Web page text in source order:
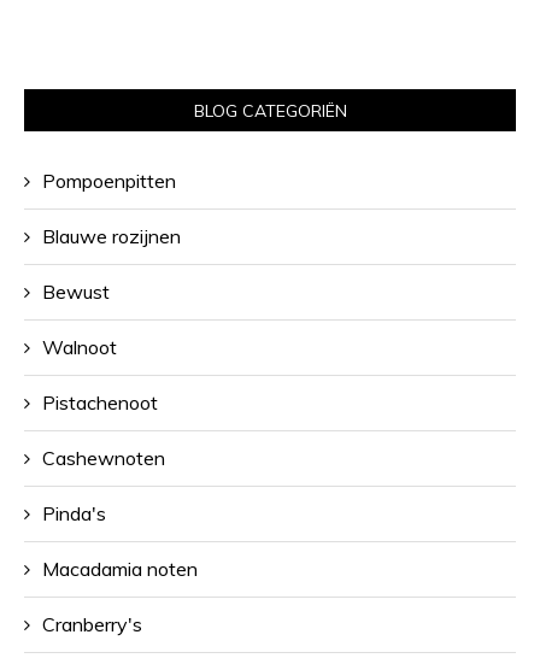
BLOG CATEGORIËN
Pompoenpitten
Blauwe rozijnen
Bewust
Walnoot
Pistachenoot
Cashewnoten
Pinda's
Macadamia noten
Cranberry's